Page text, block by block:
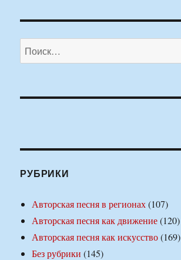
Искать:
РУБРИКИ
Авторская песня в регионах(107)
Авторская песня как движение(120)
Авторская песня как искусство(169)
Без рубрики (145)